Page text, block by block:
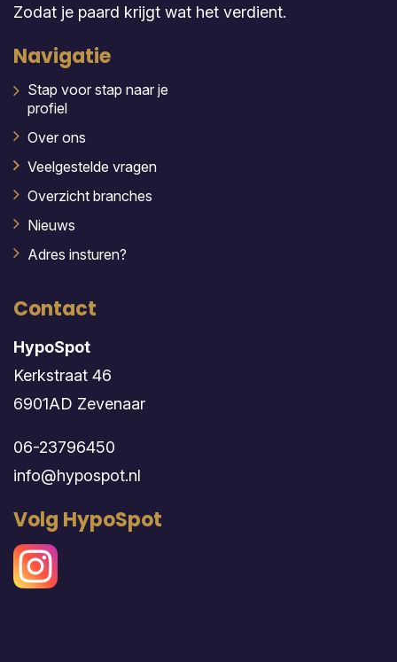
Zodat je paard krijgt wat het verdient.
Navigatie
Stap voor stap naar je
profiel
Over ons
Veelgestelde vragen
Overzicht branches
Nieuws
Adres insturen?
Contact
HypoSpot
Kerkstraat 46
6901AD Zevenaar
06-23796450
info@hypospot.nl
Volg HypoSpot